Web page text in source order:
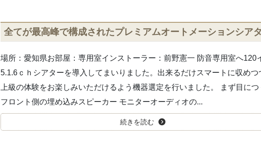
全てが最高峰で構成されたプレミアムオートメーションシア
場所：愛知県お部屋：専用室インストーラー：前野憲一 防音専用室へ120
5.1.6ｃｈシアターを導入してまいりました。出来るだけスマートに収めつ
上級の体験をお楽しみいただけるよう機器選定を行いました。 まず目につ
フロント側の埋め込みスピーカー モニターオーディオの...
続きを読む